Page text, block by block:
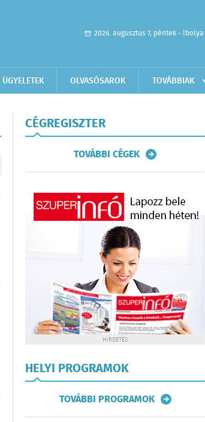
2026. augusztus 7, péntek - Ibolya
ÜGYELETEK OLVASÓSAROK TOVÁBBIAK
CÉGREGISZTER
TOVÁBBI CÉGEK
HIRDETÉS
HELYI PROGRAMOK
TOVÁBBI PROGRAMOK